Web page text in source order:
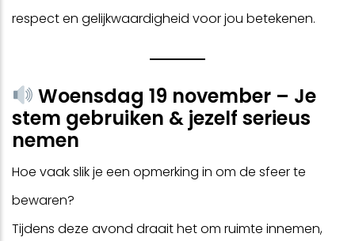
respect en gelijkwaardigheid voor jou betekenen.
Woensdag 19 november – Je
stem gebruiken & jezelf serieus
nemen
Hoe vaak slik je een opmerking in om de sfeer te
bewaren?
Tijdens deze avond draait het om ruimte innemen,